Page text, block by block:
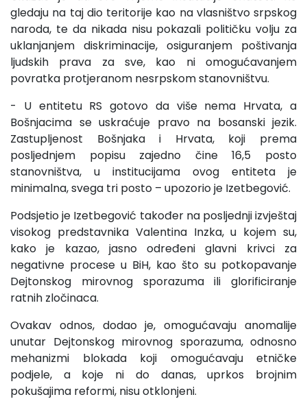
gledaju na taj dio teritorije kao na vlasništvo srpskog
naroda, te da nikada nisu pokazali političku volju za
uklanjanjem diskriminacije, osiguranjem poštivanja
ljudskih prava za sve, kao ni omogućavanjem
povratka protjeranom nesrpskom stanovništvu.
- U entitetu RS gotovo da više nema Hrvata, a
Bošnjacima se uskraćuje pravo na bosanski jezik.
Zastupljenost Bošnjaka i Hrvata, koji prema
posljednjem popisu zajedno čine 16,5 posto
stanovništva, u institucijama ovog entiteta je
minimalna, svega tri posto – upozorio je Izetbegović.
Podsjetio je Izetbegović također na posljednji izvještaj
visokog predstavnika Valentina Inzka, u kojem su,
kako je kazao, jasno određeni glavni krivci za
negativne procese u BiH, kao što su potkopavanje
Dejtonskog mirovnog sporazuma ili glorificiranje
ratnih zločinaca.
Ovakav odnos, dodao je, omogućavaju anomalije
unutar Dejtonskog mirovnog sporazuma, odnosno
mehanizmi blokada koji omogućavaju etničke
podjele, a koje ni do danas, uprkos brojnim
pokušajima reformi, nisu otklonjeni.